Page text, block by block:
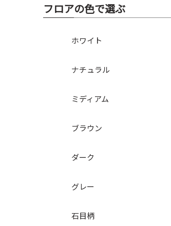
フロアの色で選ぶ
ホワイト
ナチュラル
ミディアム
ブラウン
ダーク
グレー
石目柄